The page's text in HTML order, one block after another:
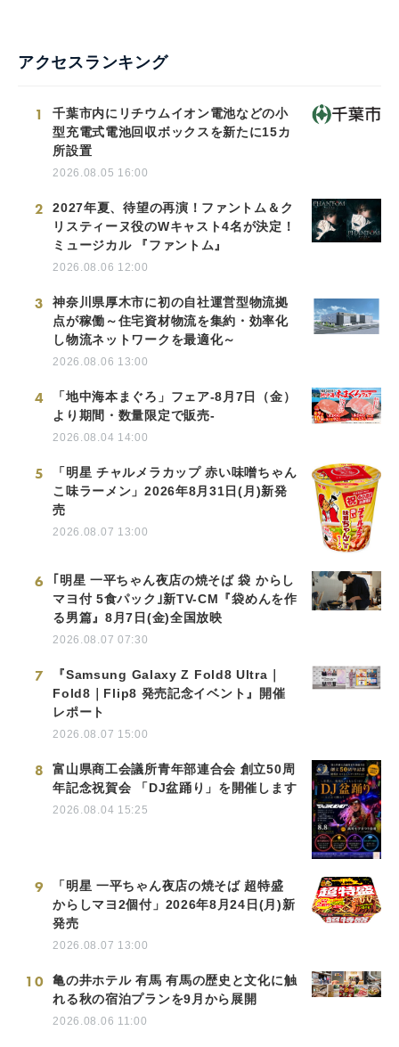
アクセスランキング
1
千葉市内にリチウムイオン電池などの小
型充電式電池回収ボックスを新たに15カ
所設置
2026.08.05 16:00
2
2027年夏、待望の再演！ファントム＆ク
リスティーヌ役のWキャスト4名が決定！
ミュージカル 『ファントム』
2026.08.06 12:00
3
神奈川県厚木市に初の自社運営型物流拠
点が稼働～住宅資材物流を集約・効率化
し物流ネットワークを最適化～
2026.08.06 13:00
4
「地中海本まぐろ」フェア-8月7日（金）
より期間・数量限定で販売-
2026.08.04 14:00
5
「明星 チャルメラカップ 赤い味噌ちゃん
こ味ラーメン」2026年8月31日(月)新発
売
2026.08.07 13:00
6
｢明星 一平ちゃん夜店の焼そば 袋 からし
マヨ付 5食パック｣新TV-CM『袋めんを作
る男篇』8月7日(金)全国放映
2026.08.07 07:30
7
『Samsung Galaxy Z Fold8 Ultra｜
Fold8｜Flip8 発売記念イベント』開催
レポート
2026.08.07 15:00
8
富山県商工会議所青年部連合会 創立50周
年記念祝賀会 「DJ盆踊り」を開催します
2026.08.04 15:25
9
「明星 一平ちゃん夜店の焼そば 超特盛
からしマヨ2個付」2026年8月24日(月)新
発売
2026.08.07 13:00
10
亀の井ホテル 有馬 有馬の歴史と文化に触
れる秋の宿泊プランを9月から展開
2026.08.06 11:00